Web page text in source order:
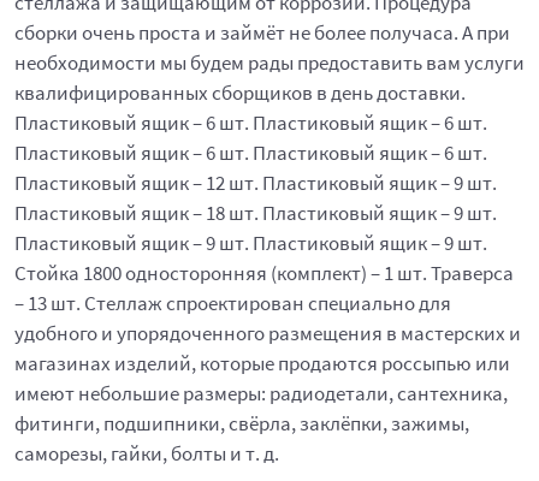
сборки очень проста и займёт не более получаса. А при
необходимости мы будем рады предоставить вам услуги
квалифицированных сборщиков в день доставки.
Пластиковый ящик – 6 шт. Пластиковый ящик – 6 шт.
Пластиковый ящик – 6 шт. Пластиковый ящик – 6 шт.
Пластиковый ящик – 12 шт. Пластиковый ящик – 9 шт.
Пластиковый ящик – 18 шт. Пластиковый ящик – 9 шт.
Пластиковый ящик – 9 шт. Пластиковый ящик – 9 шт.
Стойка 1800 односторонняя (комплект) – 1 шт. Траверса
– 13 шт. Стеллаж спроектирован специально для
удобного и упорядоченного размещения в мастерских и
магазинах изделий, которые продаются россыпью или
имеют небольшие размеры: радиодетали, сантехника,
фитинги, подшипники, свёрла, заклёпки, зажимы,
саморезы, гайки, болты и т. д.